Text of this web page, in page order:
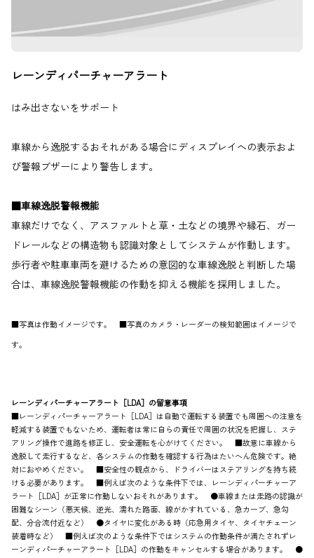
レーンディパーチャーアラート
はみ出さないをサポート
車線から逸脱するおそれがある場合にディスプレイへの表示およ
び警報ブザーにより警告します。
■車線逸脱警報機能
車線だけでなく、アスファルトと草・土などの境界や縁石、ガー
ドレールなどの構造物も認識対象としてシステムが作動します。
歩行者や駐車車両を避けるための意図的な車線逸脱と判断した場
合は、車線逸脱警報機能の作動を抑える機能を採用しました。
■写真は作動イメージです。 ■写真のカメラ・レーダーの検知範囲はイメージで
す。
レーンディパーチャーアラート［LDA］の留意事項
■レーンディパーチャーアラート［LDA］は自動で運転する装置でも周囲への注意を
軽減する装置でもないため、運転者は常に自らの責任で周囲の状況を把握し、ステ
アリング操作で進路を修正し、安全運転を心がけてください。 ■故意に車線から
逸脱して走行するなど、各システムの作動を確認する行為はたいへん危険です。絶
対におやめください。 ■安全性の観点から、ドライバーはステアリングを持ち続
ける必要があります。 ■例えば次のような条件下では、レーンディパーチャーア
ラート［LDA］が正常に作動しないおそれがあります。 ●車線または走路の認識が
困難なシーン（悪天候、逆光、濡れた路面、線がかすれている、急カーブ、急勾
配、分合流付近など） ●タイヤに変化がある時（応急用タイヤ、タイヤチェーン
装着時など） ■例えば次のような条件下ではシステムの作動条件が満たされずレ
ーンディパーチャーアラート［LDA］の作動をキャンセルする場合があります。 ●